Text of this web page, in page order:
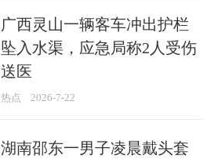
广西灵山一辆客车冲出护栏
坠入水渠，应急局称2人受伤
送医
热点 2026-7-22
湖南邵东一男子凌晨戴头套